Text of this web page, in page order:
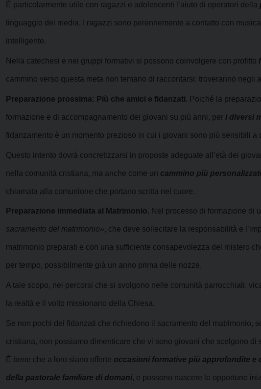
È particolarmente utile con ragazzi e adolescenti l’aiuto di operatori della
linguaggio dei media. I ragazzi sono perennemente a contatto con
intelligente.
Nella catechesi e nei gruppi formativi si possono coinvolgere con profitto
cammino verso questa meta non temano di raccontarsi: troveranno
Preparazione prossima: Più che amici e fidanzati. Poiché la
formazione e di accompagnamento dei giovani su più anni, per i diversi
fidanzamento è un momento prezioso in cui i giovani sono più sensibili
Questo intento dovrà concretizzarsi in proposte adeguate all’età dei
nella comunità cristiana, ma anche come un cammino più
chiamata alla comunione che portano scritta nel cuore.
Preparazione immediata al Matrimonio. Nel processo di formazione di
sacramento del matrimonio», che deve sollecitare la responsabilità e
matrimonio preparati e con una sufficiente consapevolezza del mistero
per tempo, possibilmente già un anno prima delle nozze.
A tale scopo, nei percorsi che si svolgono nelle comunità parrocchiali,
la realtà e il volto missionario della Chiesa.
Se non pochi dei fidanzati che richiedono il sacramento del matrimonio,
cristiana, non possiamo dimenticare che vi sono giovani che scelgono
È bene che a loro siano offerte occasioni formative più approfondite e
della pastorale familiare di domani, e possono nascere le opportune